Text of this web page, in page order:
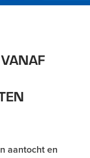
aantocht en